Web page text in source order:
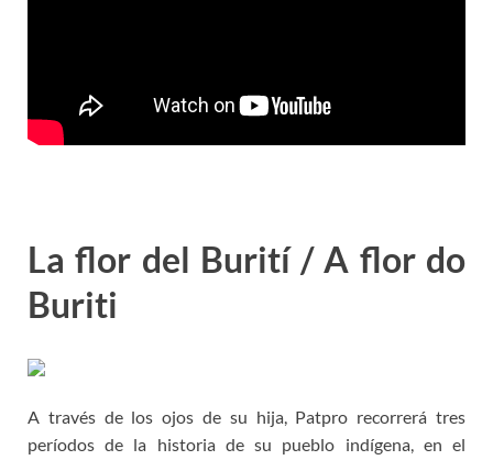
La flor del Burití / A flor do
Buriti
A través de los ojos de su hija, Patpro recorrerá tres
períodos de la historia de su pueblo indígena, en el